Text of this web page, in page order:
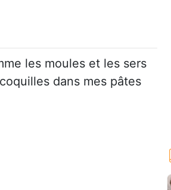
les moules et les sers
dans mes pâtes